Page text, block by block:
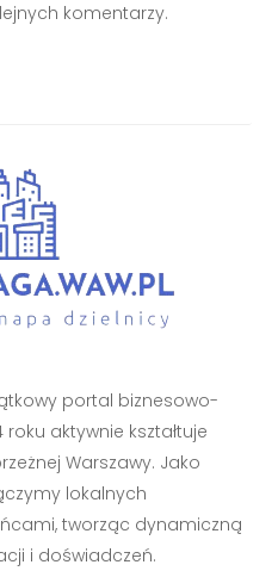
komentarzy.
portal biznesowo-
aktywnie kształtuje
Warszawy. Jako
lokalnych
tworząc dynamiczną
i doświadczeń.